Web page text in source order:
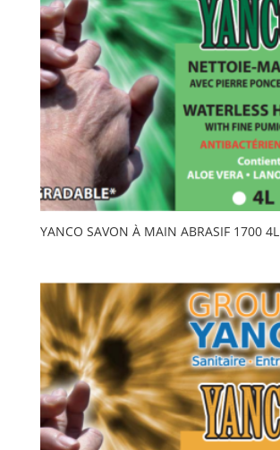
YANCO SAVON À MAIN ABRASIF 1700 4L